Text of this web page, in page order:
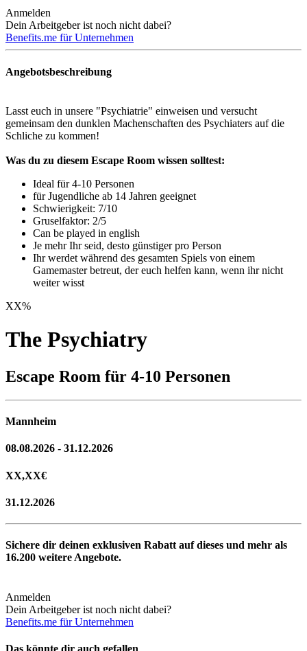
Anmelden
Dein Arbeitgeber ist noch nicht dabei?
Benefits.me für Unternehmen
Angebotsbeschreibung
Lasst euch in unsere "Psychiatrie" einweisen und versucht
gemeinsam den dunklen Machenschaften des Psychiaters auf die
Schliche zu kommen!
Was du zu diesem Escape Room wissen solltest:
Ideal für 4-10 Personen
für Jugendliche ab 14 Jahren geeignet
Schwierigkeit: 7/10
Gruselfaktor: 2/5
Can be played in english
Je mehr Ihr seid, desto günstiger pro Person
Ihr werdet während des gesamten Spiels von einem
Gamemaster betreut, der euch helfen kann, wenn ihr nicht
weiter wisst
XX%
The Psychiatry
Escape Room für 4-10 Personen
Mannheim
08.08.2026 - 31.12.2026
XX,XX€
31.12.2026
Sichere dir deinen exklusiven Rabatt auf dieses und mehr als
16.200 weitere Angebote.
Anmelden
Dein Arbeitgeber ist noch nicht dabei?
Benefits.me für Unternehmen
Das könnte dir auch gefallen